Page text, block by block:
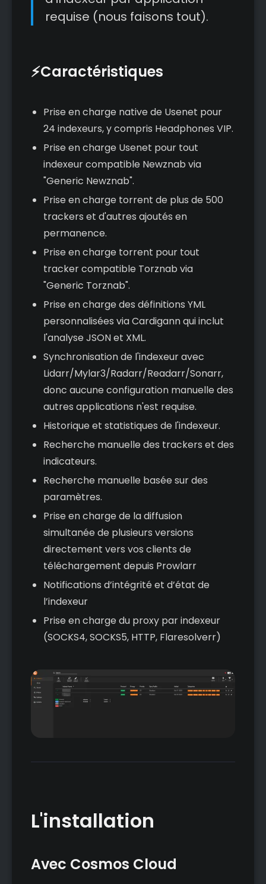
requise (nous faisons tout).
⚡Caractéristiques
Prise en charge native de Usenet pour
24 indexeurs, y compris Headphones VIP.
Prise en charge Usenet pour tout
indexeur compatible Newznab via
"Generic Newznab".
Prise en charge torrent de plus de 500
trackers et d'autres ajoutés en
permanence.
Prise en charge torrent pour tout
tracker compatible Torznab via
"Generic Torznab".
Prise en charge des définitions YML
personnalisées via Cardigann qui inclut
l'analyse JSON et XML.
Synchronisation de l'indexeur avec
Lidarr/Mylar3/Radarr/Readarr/Sonarr,
donc aucune configuration manuelle des
autres applications n'est requise.
Historique et statistiques de l'indexeur.
Recherche manuelle des trackers et des
indicateurs.
Recherche manuelle basée sur des
paramètres.
Prise en charge de la diffusion
simultanée de plusieurs versions
directement vers vos clients de
téléchargement depuis Prowlarr
Notifications d’intégrité et d’état de
l’indexeur
Prise en charge du proxy par indexeur
(SOCKS4, SOCKS5, HTTP, Flaresolverr)
L'installation
Avec Cosmos Cloud